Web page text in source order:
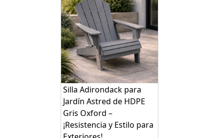
Silla Adirondack para
Jardín Astred de HDPE
Gris Oxford –
¡Resistencia y Estilo para